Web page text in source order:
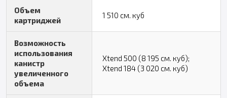
Объем
картриджей
1 510 см. куб
Возможность
использования
канистр
увеличенного
объема
Xtend 500 (8 195 см. куб);
Xtend 184 (3 020 см. куб)